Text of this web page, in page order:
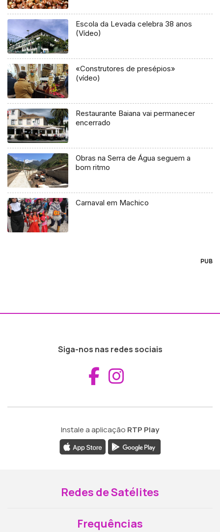
Escola da Levada celebra 38 anos
(Vídeo)
«Construtores de presépios»
(vídeo)
Restaurante Baiana vai permanecer
encerrado
Obras na Serra de Água seguem a
bom ritmo
Carnaval em Machico
PUB
Siga-nos nas redes sociais
Aceder ao
Instale a aplicação RTP Play
Redes de Satélites
Frequências